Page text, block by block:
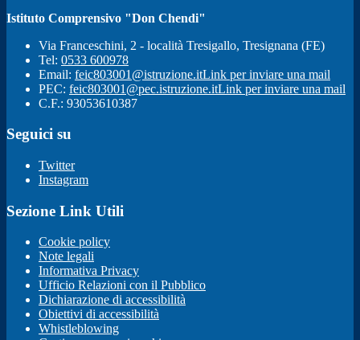
Istituto Comprensivo "Don Chendi"
Via Franceschini, 2 - località Tresigallo, Tresignana (FE)
Tel: 0533 600978
Email: feic803001@istruzione.itLink per inviare una mail
PEC: feic803001@pec.istruzione.itLink per inviare una mail
C.F.: 93053610387
Seguici su
Twitter
Instagram
Sezione Link Utili
Cookie policy
Note legali
Informativa Privacy
Ufficio Relazioni con il Pubblico
Dichiarazione di accessibilità
Obiettivi di accessibilità
Whistleblowing